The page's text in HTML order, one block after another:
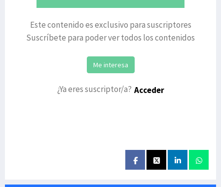
Este contenido es exclusivo para suscriptores
Suscríbete para poder ver todos los contenidos
Me interesa
¿Ya eres suscriptor/a? Acceder